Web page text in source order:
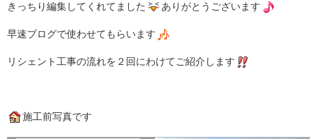
きっちり編集してくれてました ありがとうございます
早速ブログで使わせてもらいます
リシェント工事の流れを２回にわけてご紹介します
施工前写真です